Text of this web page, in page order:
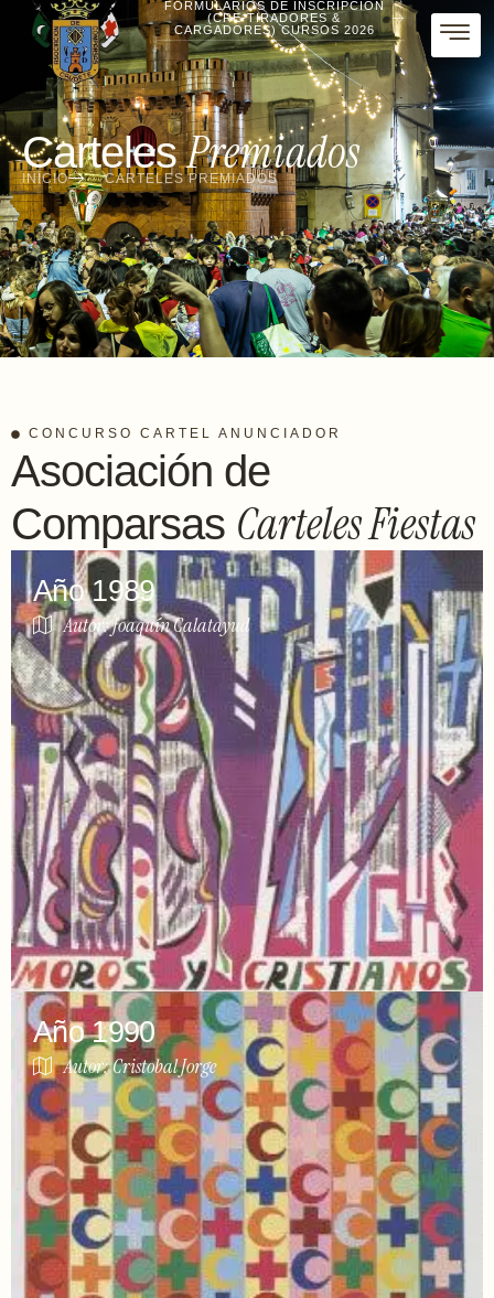
FORMULARIOS DE INSCRIPCIÓN
(CRE-TIRADORES &
CARGADORES) CURSOS 2026
CartelesPremiados
INICIO CARTELES PREMIADOS
CONCURSO CARTEL ANUNCIADOR
Asociación de
Comparsas Carteles Fiestas
Año 1989
Autor: Joaquín Calatayud
Año 1990
Autor: Cristobal Jorge